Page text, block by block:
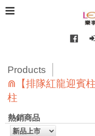
Products
⋒【排隊紅龍迎賓
柱
熱銷商品